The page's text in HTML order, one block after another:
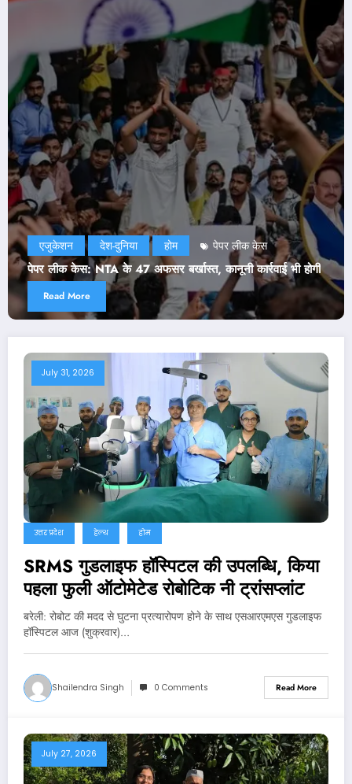
एजुकेशन दिल्ली देश-दुनिया राजनीति
NEET Paper Leak: सरकार ने मानी CJP की दो डिमांड! जेपी
ने भी जारी किया बयान
Read More
July 31, 2026
उत्तर प्रदेश हेल्थ होम
SRMS गुडलाइफ हॉस्पिटल की उपलब्धि, किया
पहला फुली ऑटोमेटेड रोबोटिक नी ट्रांसप्लांट
बरेली: रोबोट की मदद से घुटना प्रत्यारोपण होने के साथ एसआरएमएस गुडलाइफ
हॉस्पिटल आज (शुक्रवार)…
Shailendra Singh 0 Comments Read More
July 27, 2026